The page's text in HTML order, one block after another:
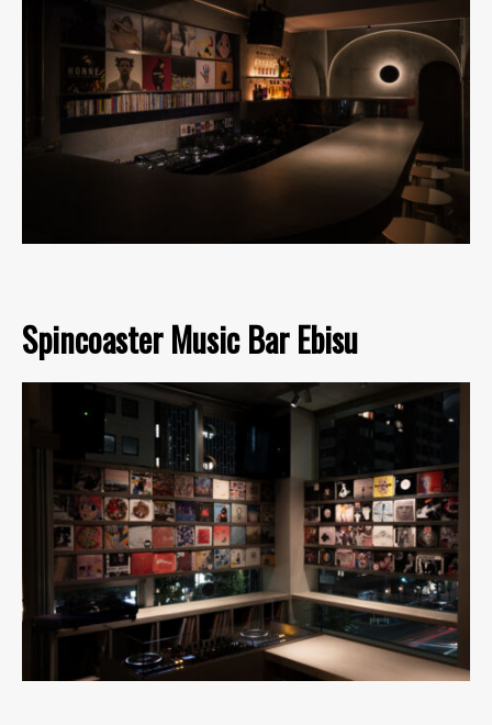
Spincoaster Music Bar Ebisu